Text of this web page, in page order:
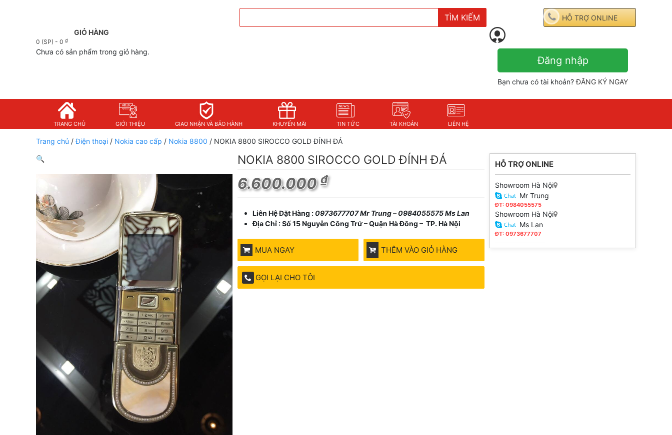
TÌM KIẾM
HỖ TRỢ ONLINE
GIỎ HÀNG
0 (SP) - 0 ₫
Chưa có sản phẩm trong giỏ hàng.
Đăng nhập
Bạn chưa có tài khoản?ĐĂNG KÝ NGAY
TRANG CHỦ GIỚI THIỆU GIAO NHẬN VÀ BẢO HÀNH KHUYẾN MÃI TIN TỨC TÀI KHOẢN LIÊN HỆ
Trang chủ /Điện thoại / Nokia cao cấp / Nokia 8800 / NOKIA 8800 SIROCCO GOLD ĐÍNH ĐÁ
🔍 NOKIA 8800 SIROCCO GOLD ĐÍNH ĐÁ
6.600.000₫
Liên Hệ Đặt Hàng :0973677707 Mr Trung – 0984055575 Ms Lan
Địa Chỉ : Số 15 Nguyễn Công Trứ – Quận Hà Đông – TP. Hà Nội
MUA NGAY THÊM VÀO GIỎ HÀNG
GỌI LẠI CHO TÔI
HỖ TRỢ ONLINE
Showroom Hà Nội
Mr Trung
ĐT: 0984055575
Showroom Hà Nội
Ms Lan
ĐT: 0973677707